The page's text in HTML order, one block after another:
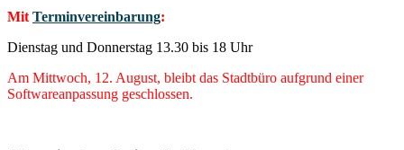
Mit Terminvereinbarung:
Dienstag und Donnerstag 13.30 bis 18 Uhr
Am Mittwoch, 12. August, bleibt das Stadtbüro aufgrund einer
Softwareanpassung geschlossen.